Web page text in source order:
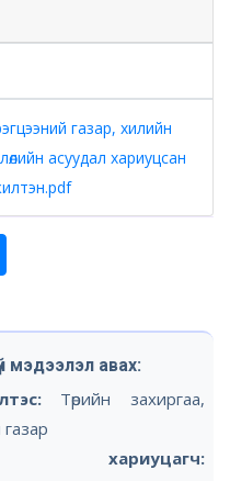
газар, хилийн
асуудал хариуцсан
мэдээлэл авах:
Төрийн захиргаа,
хариуцагч: